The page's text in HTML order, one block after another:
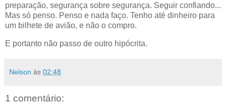
preparação, segurança sobre segurança. Seguir confiando...
Mas só penso. Penso e nada faço. Tenho até dinheiro para
um bilhete de avião, e não o compro.
E portanto não passo de outro hipócrita.
Nelson às 02:48
1 comentário: